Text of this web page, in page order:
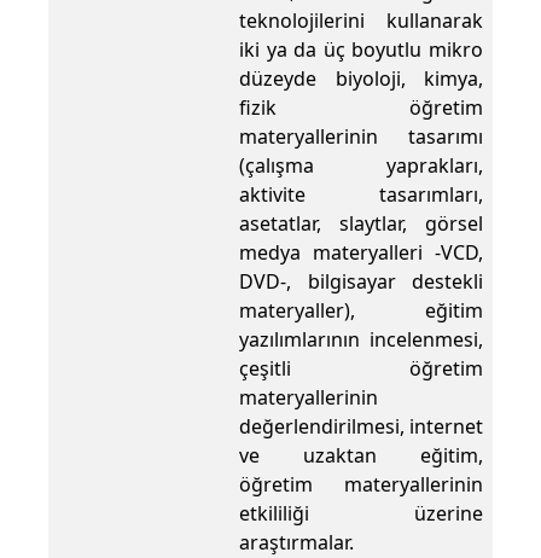
teknolojilerini kullanarak
iki ya da üç boyutlu mikro
düzeyde biyoloji, kimya,
fizik öğretim
materyallerinin tasarımı
(çalışma yaprakları,
aktivite tasarımları,
asetatlar, slaytlar, görsel
medya materyalleri -VCD,
DVD-, bilgisayar destekli
materyaller), eğitim
yazılımlarının incelenmesi,
çeşitli öğretim
materyallerinin
değerlendirilmesi, internet
ve uzaktan eğitim,
öğretim materyallerinin
etkililiği üzerine
araştırmalar.